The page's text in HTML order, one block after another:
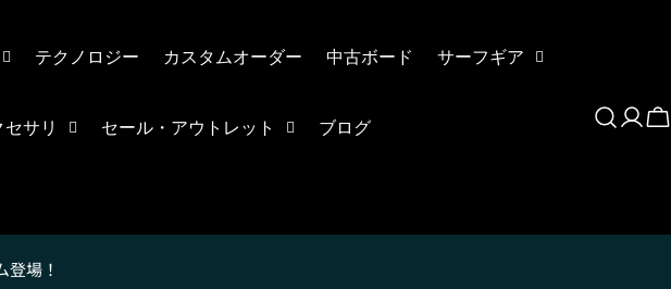
テクノロジー カスタムオーダー 中古ボード サーフギア
サリ セール・アウトレット ブログ
ロ
登場！